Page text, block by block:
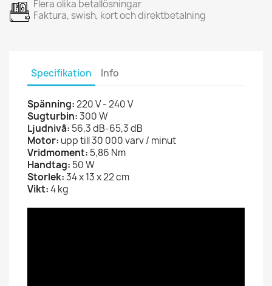
Flera olika betallösningar
Faktura, swish, kort och direktbetalning
Specifikation Info
Spänning:220 V - 240 V
Sugturbin:300 W
Ljudnivå: 56,3 dB-65,3 dB
Motor: upp till 30 000 varv / minut
Vridmoment: 5,86 Nm
Handtag: 50 W
Storlek:34 x 13 x 22 cm
Vikt:4 kg